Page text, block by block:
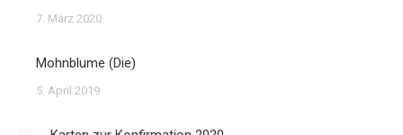
7. März 2020
Mohnblume (Die)
5. April 2019